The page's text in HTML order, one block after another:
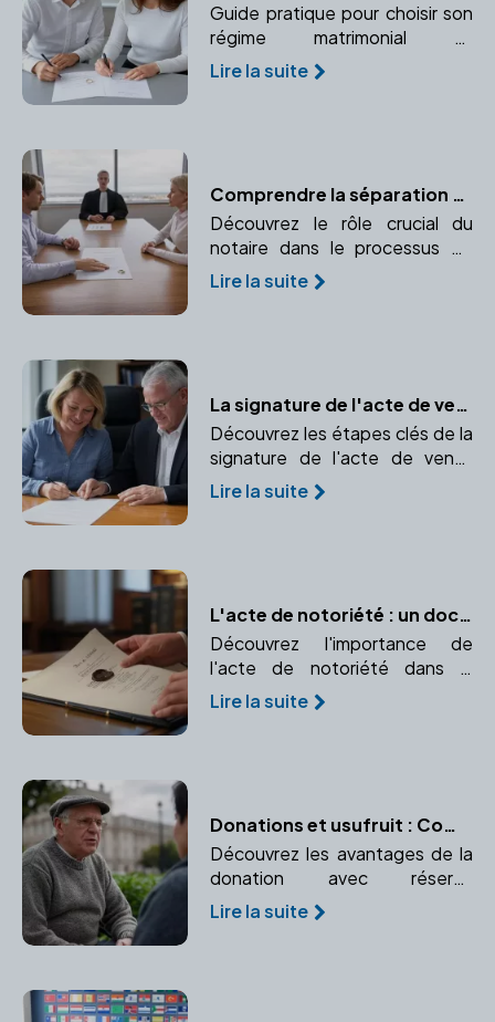
Guide pratique pour choisir son
régime matrimonial et
comprendre les implications
juridiques avec l'aide d'un
Lire la suite
Comprendre la séparation de corps et le rôle du notaire
Découvrez le rôle crucial du
notaire dans le processus de
séparation de corps, la gestion
des biens et les conséquences
Lire la suite
La signature de l'acte de vente définitif : Transfert de propriété en toute sécurité
Découvrez les étapes clés de la
signature de l'acte de vente
définitif et l'importance d'un
notaire dans ce processus.
Lire la suite
L'acte de notoriété : un document essentiel pour faire valoir vos droits d'héritier
Découvrez l'importance de
l'acte de notoriété dans la
succession et comment un
notaire peut vous aider à
Lire la suite
Donations et usufruit : Comment transmettre tout en conservant un droit d'usage ?
Découvrez les avantages de la
donation avec réserve
d'usufruit pour le donateur.
Préservez l'usage ou les
Lire la suite